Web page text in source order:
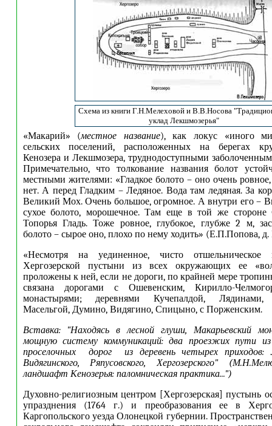
Схема из книги Г.Н.Мелеховой и В.В.Носова
уклад Лекшмозерья"
«Макарий» (местное название), как локус «иного
сельских поселений, расположенных на берегах
Кенозера и Лекшмозера, труднодоступными
Примечательно, что толкование названия болот
местными жителями: «Гладкое болото – оно очень
нет. А перед Гладким – Ледяное. Вода там ледяная. За
Великий Мох. Очень большое, огромное. А внутри его –
сухое болото, морошечное. Там еще в той же стороне
Топорья Гладь. Тоже ровное, глубокое, глубже 2 м,
болото – сырое оно, плохо по нему ходить» (Е.П.Попова,
«Несмотря на уединенное, чисто отшельническое
Хергозерской пустыни из всех окружающих ее
проложены к ней, если не дороги, по крайней мере
связана дорогами с Ошевенским, Кирилло-
монастырями; деревнями Кучепалдой, Лядинами,
Масельгой, Думино, Видягино, Спицыно, с Порженским.
Вставка: "Находясь в лесной глуши, Макарьевский
мощную систему коммуникаций: два проезжих пути
проселочных дорог из деревень четырех приходов:
Видягинского, Ряпусовского, Хергозерского"
ландшафт Кенозерья: паломническая практика...")
Духовно-религиозным центром [Хергозерская] пустынь
упразднения (1764 г.) и преобразования ее в
Каргопольского уезда Олонецкой губернии.